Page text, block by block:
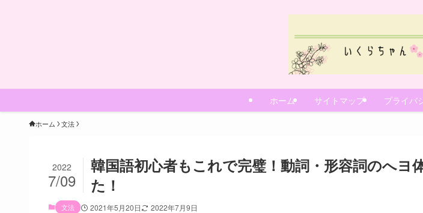
ホーム サイトマップ プライバ
ホーム 文法
韓国語初心者もこれで完璧！動詞・形容詞のへヨ
た！
2022
7/09
文法 2021年5月20日 2022年7月9日